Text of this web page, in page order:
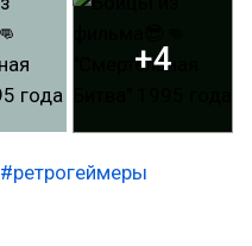
+4
#ретрогеймеры